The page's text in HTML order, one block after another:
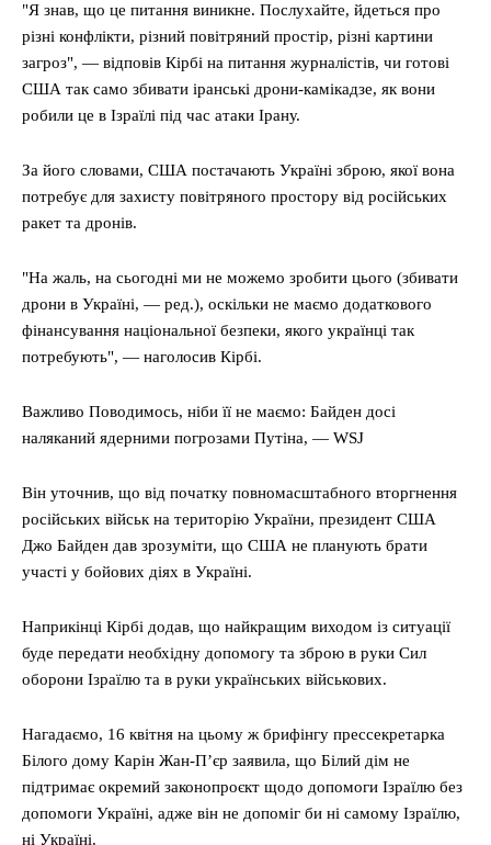
"Я знав, що це питання виникне. Послухайте, йдеться про
різні конфлікти, різний повітряний простір, різні картини
загроз", — відповів Кірбі на питання журналістів, чи готові
США так само збивати іранські дрони-камікадзе, як вони
робили це в Ізраїлі під час атаки Ірану.
За його словами, США постачають Україні зброю, якої вона
потребує для захисту повітряного простору від російських
ракет та дронів.
"На жаль, на сьогодні ми не можемо зробити цього (збивати
дрони в Україні, — ред.), оскільки не маємо додаткового
фінансування національної безпеки, якого українці так
потребують", — наголосив Кірбі.
Важливо Поводимось, ніби її не маємо: Байден досі
наляканий ядерними погрозами Путіна, — WSJ
Він уточнив, що від початку повномасштабного вторгнення
російських військ на територію України, президент США
Джо Байден дав зрозуміти, що США не планують брати
участі у бойових діях в Україні.
Наприкінці Кірбі додав, що найкращим виходом із ситуації
буде передати необхідну допомогу та зброю в руки Сил
оборони Ізраїлю та в руки українських військових.
Нагадаємо, 16 квітня на цьому ж брифінгу прессекретарка
Білого дому Карін Жан-П’єр заявила, що Білий дім не
підтримає окремий законопроєкт щодо допомоги Ізраїлю без
допомоги Україні, адже він не допоміг би ні самому Ізраїлю,
ні Україні.